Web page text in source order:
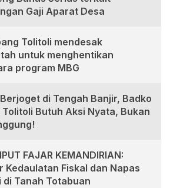
Gaji Aparat Desa
Tolitoli mendesak
untuk menghentikan
program MBG
di Tengah Banjir, Badko
Tolitoli Butuh Aksi Nyata, Bukan
FAJAR KEMANDIRIAN:
Kedaulatan Fiskal dan Napas
Ekonomi di Tanah Totabuan